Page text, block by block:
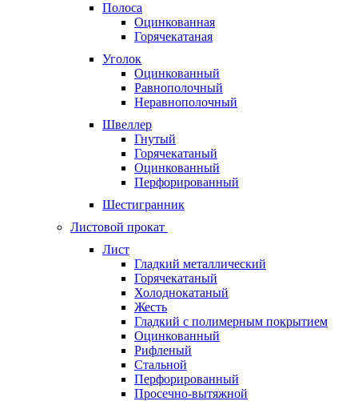
Полоса
Оцинкованная
Горячекатаная
Уголок
Оцинкованный
Равнополочный
Неравнополочный
Швеллер
Гнутый
Горячекатаный
Оцинкованный
Перфорированный
Шестигранник
Листовой прокат
Лист
Гладкий металлический
Горячекатаный
Холоднокатаный
Жесть
Гладкий с полимерным покрытием
Оцинкованный
Рифленый
Стальной
Перфорированный
Просечно-вытяжной